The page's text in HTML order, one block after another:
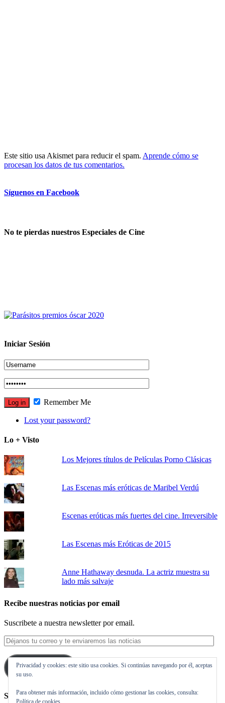
Este sitio usa Akismet para reducir el spam. Aprende cómo se
procesan los datos de tus comentarios.
Síguenos en Facebook
No te pierdas nuestros Especiales de Cine
Iniciar Sesión
Remember Me
Lost your password?
Lo + Visto
Los Mejores títulos de Películas Porno Clásicas
Las Escenas más eróticas de Maribel Verdú
Escenas eróticas más fuertes del cine. Irreversible
Las Escenas más Eróticas de 2015
Anne Hathaway desnuda. La actriz muestra su
lado más salvaje
Recibe nuestras noticias por email
Suscribete a nuestra newsletter por email.
Déjanos
tu
correo
y
te
las
Suscribirse
Síguenos en Twitter
Privacidad y cookies: este sitio usa cookies. Si continúas navegando por él, aceptas
su uso.
Para obtener más información, incluido cómo gestionar las cookies, consulta:
Política de cookies